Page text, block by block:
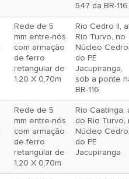
547 da BR-116
Rede de 5
mm entre-nós
com armação
de ferro
retangular de
1,20 X 0,70m
Rio Cedro II,
Rio Turvo, no
Núcleo Cedro
do PE
Jacupiranga,
sob a ponte
BR-116
Rede de 5
mm entre-nós
com armação
de ferro
retangular de
1,20 X 0,70m
Rio Caatinga,
do Rio Turvo,
Núcleo Cedro
do PE
Jacupiranga